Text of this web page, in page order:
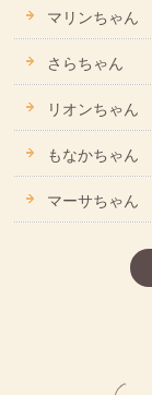
マリンちゃん
さらちゃん
リオンちゃん
もなかちゃん
マーサちゃん